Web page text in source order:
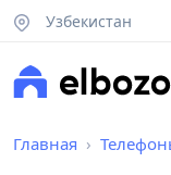
Узбекистан
Главная